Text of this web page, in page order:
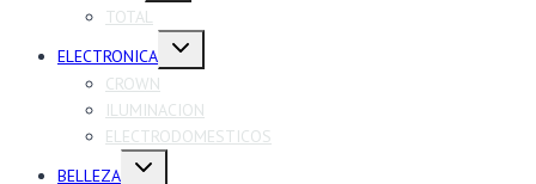
TOTAL
ELECTRONICA
Alternar
CROWN
ILUMINACION
ELECTRODOMESTICOS
BELLEZA
Alternar